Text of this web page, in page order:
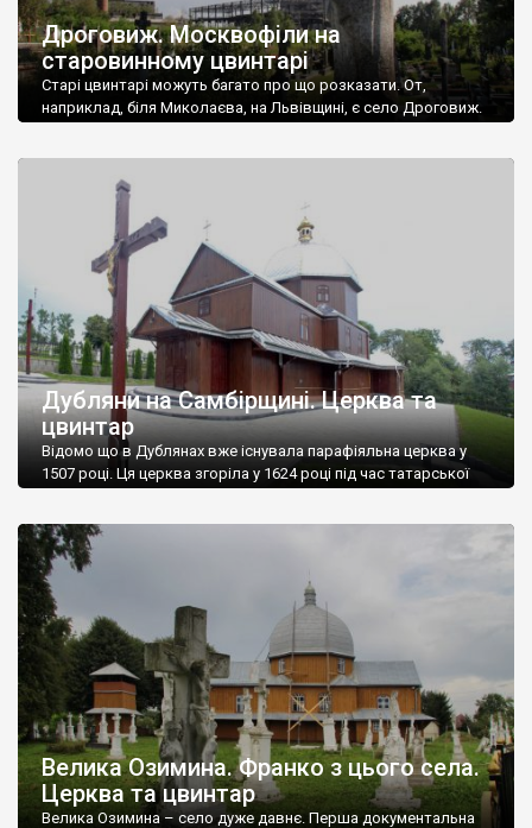
Дроговиж. Москвофіли на
старовинному цвинтарі
Старі цвинтарі можуть багато про що розказати. От,
наприклад, біля Миколаєва, на Львівщині, є село Дроговиж.
найстарішу частину цвинтаря. Нас здалеку здивували кам’яні
хрести, не схожі на хрести у сусідніх селах. Православні, із […]
Дубляни на Самбірщині. Церква та
цвинтар
Відомо що в Дублянах вже існувала парафіяльна церква у
1507 році. Ця церква згоріла у 1624 році під час татарської
ІІІ Собєського. У 1860 — 1863 роках замість неї зведено
теперішню дерев’яну церкву, за пароха Василя […]
Велика Озимина. Франко з цього села.
Церква та цвинтар
Велика Озимина – село дуже давнє. Перша документальна